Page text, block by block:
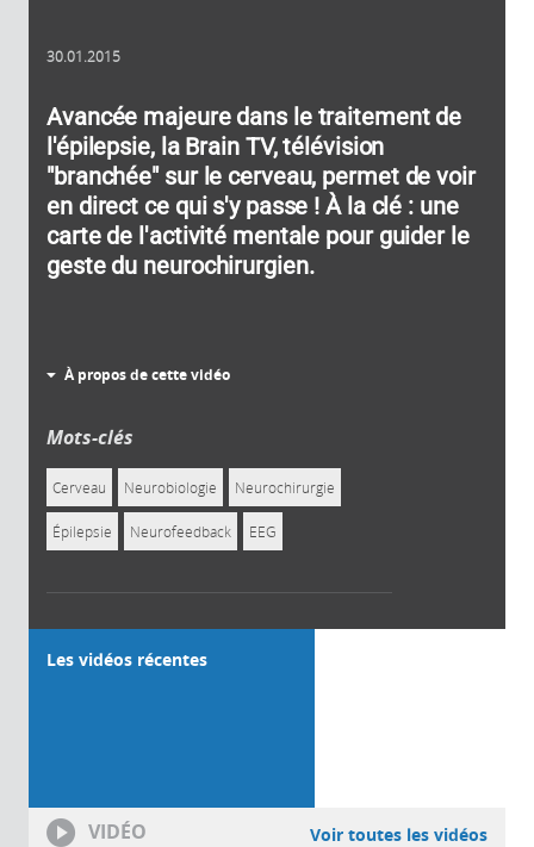
30.01.2015
Avancée majeure dans le traitement de
l'épilepsie, la Brain TV, télévision
"branchée" sur le cerveau, permet de voir
en direct ce qui s'y passe ! À la clé : une
carte de l'activité mentale pour guider le
geste du neurochirurgien.
À propos de cette vidéo
Mots-clés
Cerveau Neurobiologie Neurochirurgie
Épilepsie Neurofeedback EEG
Les vidéos récentes
VIDÉO Voir toutes les vidéos